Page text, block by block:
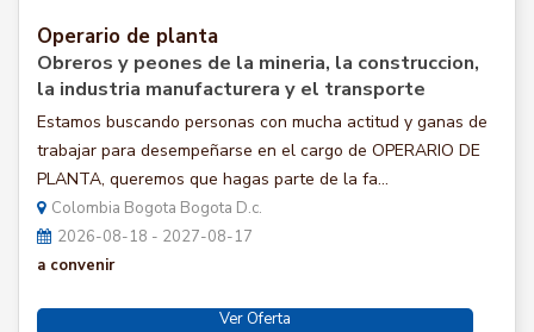
Operario de planta
Obreros y peones de la mineria, la construccion,
la industria manufacturera y el transporte
Estamos buscando personas con mucha actitud y ganas de
trabajar para desempeñarse en el cargo de OPERARIO DE
PLANTA, queremos que hagas parte de la fa...
Colombia Bogota Bogota D.c.
2026-08-18 - 2027-08-17
a convenir
Ver Oferta